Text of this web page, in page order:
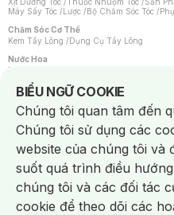
Máy Sấy Tóc /Lược /Bộ Chăm Sóc Tóc /
Chăm Sóc Cơ Thể
Kem Tẩy Lông /Dụng Cụ Tẩy Lông
Nước Hoa
Nước Hoa Nữ
Chăm Sóc Cá Nhân
Chống Muỗi /Khẩu Trang /Máy Massage/
Sản Phẩm Chăm Sóc Khác /Bàn Chải
Hỗ Trợ Trắng Răng/Kem Đánh Răng /
Tăm / Chỉ Nha Khoa/ Xịt Thơm Miệng /
Khăn Ướt Vệ Sinh Vùng Kín/Băng Vệ
Máy Cạo Râu
Vấn Đề Về Da
Da Dầu / Lỗ Chân Lông To/ Da Khô / Mất
Da Nhạy Cảm / Kích Ứng
Da Xỉn Màu
Quầng Thâm & Bọng Mắt /Sẹo /Viêm Da
BIỂU NGỮ COOKIE
Notice about cookies usage
Chúng tôi quan tâm đến
Chúng tôi sử dụng các
website của chúng tôi và
suốt quá trình điều
chúng tôi và các đối tác
cookie để theo dõi các